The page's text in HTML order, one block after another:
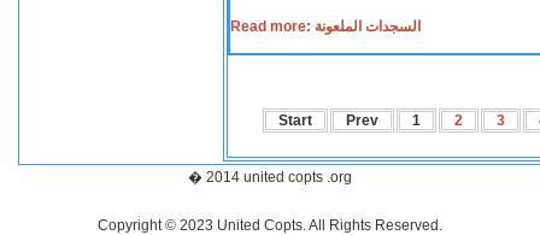
Read more: السجدات الملعونة
Start Prev 1 2 3
� 2014 united copts .org
Copyright © 2023 United Copts. All Rights Reserved.